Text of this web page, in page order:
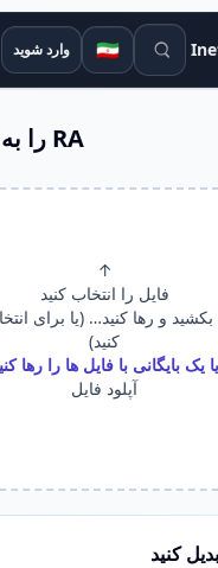
ابزارهای جستجو
🇮🇷 وارد شوید
RA را به AIF تبدیل کنید
↑
فایل را انتخاب کنید
بکشید و رها کنید… (یا برای
کنید)
یا یک بایگانی با فایل ها را رها
آپلود فایل